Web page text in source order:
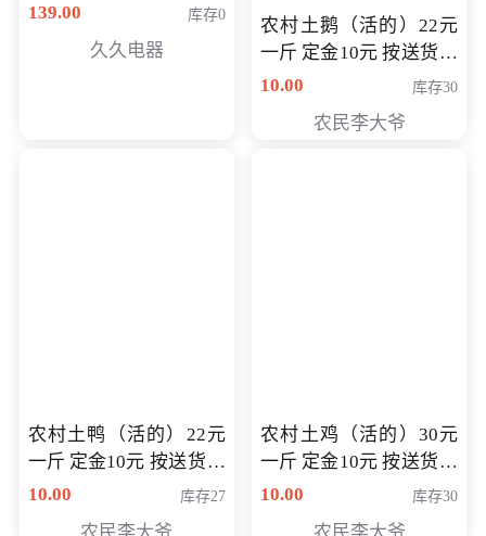
139.00
库存0
久久电器
农村土鹅（活的）22元
一斤 定金10元 按送货交
付时秤重计算货款 定金
10.00 库存30
农民李大爷
农村土鸭（活的）22元
一斤 定金10元 按送货交
付时秤重计算货款 定金
10.00 库存27
农村土鸡（活的）30元
一斤 定金10元 按送货交
付时秤重计算货款 定金
10.00 库存30